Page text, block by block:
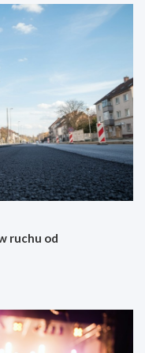
ruchu od